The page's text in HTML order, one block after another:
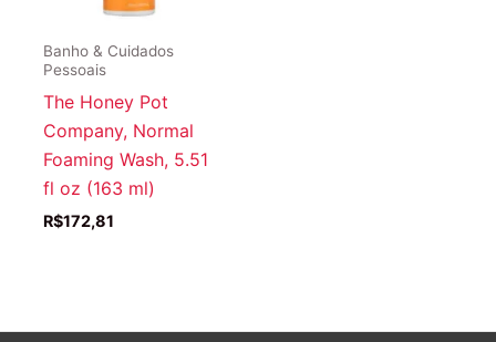
Banho & Cuidados
Pessoais
The Honey Pot
Company, Normal
Foaming Wash, 5.51
fl oz (163 ml)
R$172,81